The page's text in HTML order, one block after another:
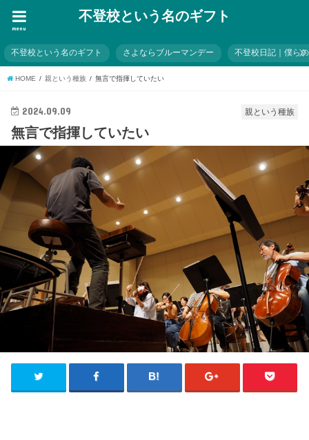
不登校という名のギフト
menu
不登校という名のギフト さよならブルーマンデー 不登校日記｜僕ら
HOME 親という種族 無言で指揮していたい
親という種族
2024.09.09
無言で指揮していたい